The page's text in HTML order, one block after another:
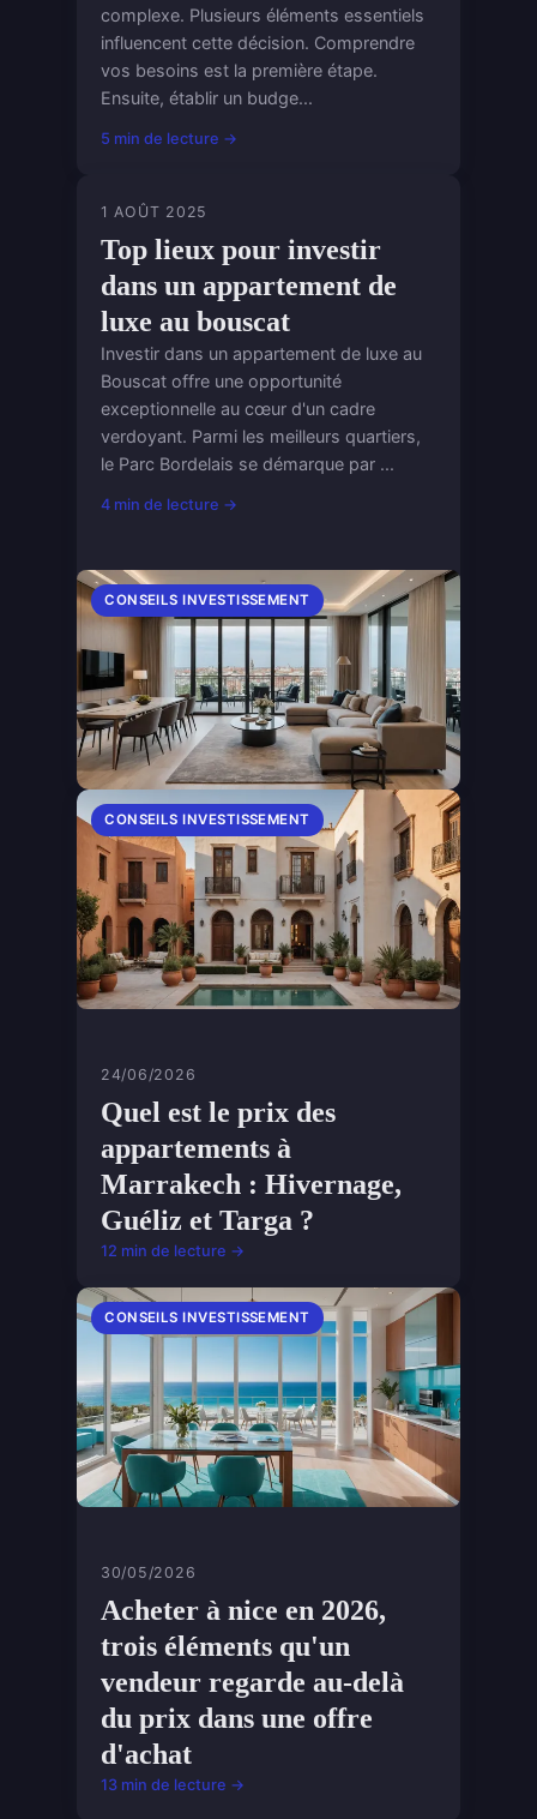
complexe. Plusieurs éléments essentiels
influencent cette décision. Comprendre
vos besoins est la première étape.
Ensuite, établir un budge...
5 min de lecture →
CONSEILS INVESTISSEMENT
1 AOÛT 2025
Top lieux pour investir
dans un appartement de
luxe au bouscat
Investir dans un appartement de luxe au
Bouscat offre une opportunité
exceptionnelle au cœur d'un cadre
verdoyant. Parmi les meilleurs quartiers,
le Parc Bordelais se démarque par ...
4 min de lecture →
CONSEILS INVESTISSEMENT
24/06/2026
Quel est le prix des
appartements à
Marrakech : Hivernage,
Guéliz et Targa ?
12 min de lecture →
CONSEILS INVESTISSEMENT
30/05/2026
Acheter à nice en 2026,
trois éléments qu'un
vendeur regarde au-delà
du prix dans une offre
d'achat
13 min de lecture →